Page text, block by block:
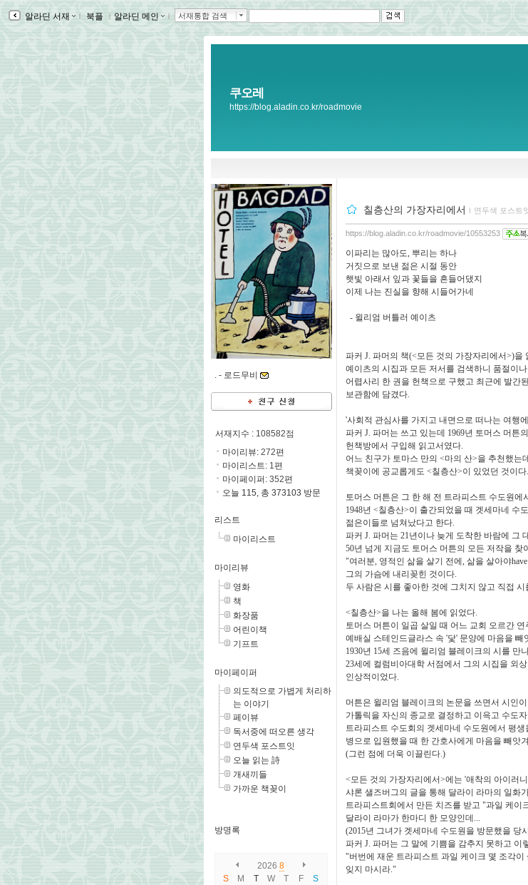
알라딘 서재 ｌ북플ｌ알라딘 메인 ｌ 서재통합 검색
쿠오레
https://blog.aladin.co.kr/roadmovie
. - 로드무비
서재지수 : 108582점
마이리뷰: 272편
마이리스트: 1편
마이페이퍼: 352편
오늘 115, 총 373103 방문
리스트
마이리스트
마이리뷰
영화
책
화장품
어린이책
기프트
마이페이퍼
의도적으로 가볍게 처리하
는 이야기
페이뷰
독서중에 떠오른 생각
연두색 포스트잇
오늘 읽는 詩
개새끼들
가까운 책꽂이
방명록
2026 8
S
M T W T F
S
칠층산의 가장자리에서 ｌ 연두색 포스트
https://blog.aladin.co.kr/roadmovie/10553253
이파리는 많아도, 뿌리는 하나
거짓으로 보낸 젊은 시절 동안
햇빛 아래서 잎과 꽃들을 흔들어댔지
이제 나는 진실을 향해 시들어가네
- 윌리엄 버틀러 예이츠
파커 J. 파머의 책(<모든 것의 가장자리에서>)을
예이츠의 시집과 모든 저서를 검색하니 품절이
어렵사리 한 권을 헌책으로 구했고 최근에 발간
보관함에 담겼다.
'사회적 관심사를 가지고 내면으로 떠나는 여행
파커 J. 파머는 쓰고 있는데 1969년 토머스 머튼
헌책방에서 구입해 읽고서였다.
어느 친구가 토마스 만의 <마의 산>을 추천했는
책꽂이에 공교롭게도 <칠층산>이 있었던 것이다.
토머스 머튼은 그 한 해 전 트라피스트 수도원에
1948년 <칠층산>이 출간되었을 때 겟세마네 수
젊은이들로 넘쳐났다고 한다.
파커 J. 파머는 21년이나 늦게 도착한 바람에 그
50년 넘게 지금도 토머스 머튼의 모든 저작을 찾
"여러분, 영적인 삶을 살기 전에, 삶을 살아야
그의 가슴에 내리꽂힌 것이다.
두 사람은 시를 좋아한 것에 그치지 않고 직접
<칠층산>을 나는 올해 봄에 읽었다.
토머스 머튼이 일곱 살일 때 어느 교회 오르간
예배실 스테인드글라스 속 '닻' 문양에 마음을
1930년 15세 즈음에 윌리엄 블레이크의 시를 만
23세에 컬럼비아대학 서점에서 그의 시집을 외
인상적이었다.
머튼은 윌리엄 블레이크의 논문을 쓰면서 시인
가톨릭을 자신의 종교로 결정하고 이윽고 수도
트라피스트 수도회의 겟세마네 수도원에서 평
병으로 입원했을 때 한 간호사에게 마음을 빼앗
(그런 점에 더욱 이끌린다.)
<모든 것의 가장자리에서>에는 '애착의 아이러
샤론 샐즈버그의 글을 통해 달라이 라마의 일화
트라피스트회에서 만든 치즈를 받고 "과일 케이
달라이 라마가 한마디 한 모양인데...
(2015년 그녀가 겟세마네 수도원을 방문했을 당
파커 J. 파머는 그 말에 기쁨을 감추지 못하고 이
"버번에 재운 트라피스트 과일 케이크 몇 조각이
잊지 마시라."